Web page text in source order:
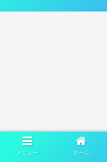
メニュー ホーム